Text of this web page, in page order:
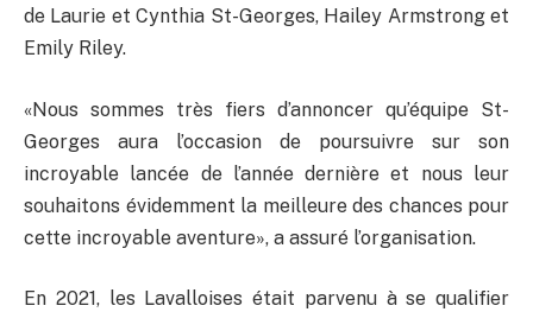
de Laurie et Cynthia St-Georges, Hailey Armstrong et
Emily Riley.
«Nous sommes très fiers d’annoncer qu’équipe St-
Georges aura l’occasion de poursuivre sur son
incroyable lancée de l’année dernière et nous leur
souhaitons évidemment la meilleure des chances pour
cette incroyable aventure», a assuré l’organisation.
En 2021, les Lavalloises était parvenu à se qualifier